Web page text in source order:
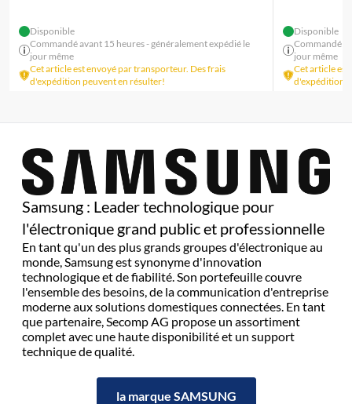
Disponible
Commandé avant 15 heures - généralement expédié le
jour même
Cet article est envoyé par transporteur. Des frais
d'expédition peuvent en résulter!
Disponible
Commandé
jour même
Cet article
d'expédition
Samsung : Leader technologique pour
l'électronique grand public et professionnelle
En tant qu'un des plus grands groupes d'électronique au
monde, Samsung est synonyme d'innovation
technologique et de fiabilité. Son portefeuille couvre
l'ensemble des besoins, de la communication d'entreprise
moderne aux solutions domestiques connectées. En tant
que partenaire, Secomp AG propose un assortiment
complet avec une haute disponibilité et un support
technique de qualité.
la marque SAMSUNG